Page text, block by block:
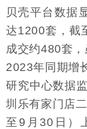
贝壳平台数据
达1200套，截
成交约480套
2023年同期增
研究中心数据
圳乐有家门店
至9月30日）